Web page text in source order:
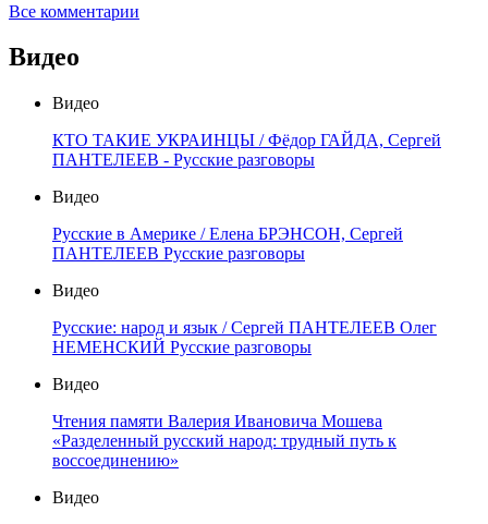
Все комментарии
Видео
Видео
КТО ТАКИЕ УКРАИНЦЫ / Фёдор ГАЙДА, Сергей
ПАНТЕЛЕЕВ - Русские разговоры
Видео
Русские в Америке / Елена БРЭНСОН, Сергей
ПАНТЕЛЕЕВ Русские разговоры
Видео
Русские: народ и язык / Сергей ПАНТЕЛЕЕВ Олег
НЕМЕНСКИЙ Русские разговоры
Видео
Чтения памяти Валерия Ивановича Мошева
«Разделенный русский народ: трудный путь к
воссоединению»
Видео